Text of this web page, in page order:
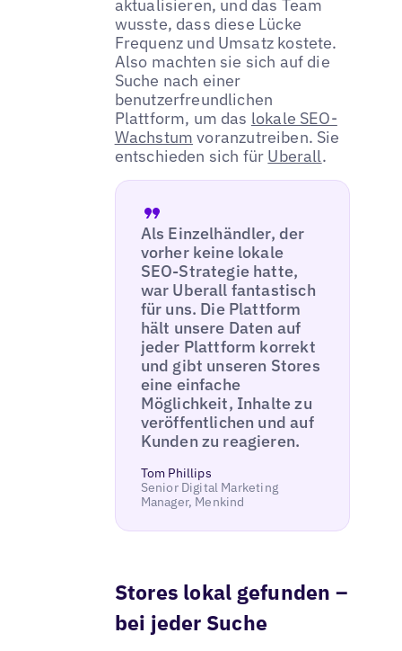
aktualisieren, und das Team
wusste, dass diese Lücke
Frequenz und Umsatz kostete.
Also machten sie sich auf die
Suche nach einer
benutzerfreundlichen
Plattform, um das lokale SEO-
Wachstum voranzutreiben. Sie
entschieden sich für Uberall.
Als Einzelhändler, der
vorher keine lokale
SEO-Strategie hatte,
war Uberall fantastisch
für uns. Die Plattform
hält unsere Daten auf
jeder Plattform korrekt
und gibt unseren Stores
eine einfache
Möglichkeit, Inhalte zu
veröffentlichen und auf
Kunden zu reagieren.
Tom Phillips
Senior Digital Marketing
Manager, Menkind
Stores lokal gefunden –
bei jeder Suche